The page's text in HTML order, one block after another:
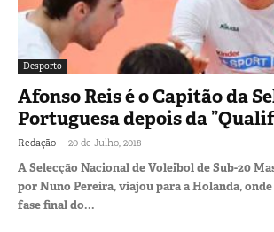
Desporto
Afonso Reis é o Capitão da
Portuguesa depois da
Redação - 20 de Julho, 2018
A Selecção Nacional de Voleibol de Sub-20
por Nuno Pereira, viajou para a Holanda,
fase final do...